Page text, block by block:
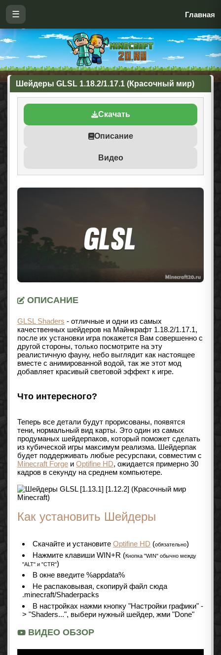
☰ Главная
Шейдеры GLSL 1.18.2/1.17.1 (Красочный мир)
Скачать
Описание
Видео
ОПИСАНИЕ
GLSL Shaders - отличные и одни из самых
качественных шейдеров на Майнкрафт 1.18.2/1.17.1,
после их установки игра покажется Вам совершенно с
другой стороны, только посмотрите на эту
реалистичную фауну, небо выглядит как настоящее
вместе с анимированной водой, так же этот мод
добавляет красивый световой эффект к игре.
Что интересного?
Теперь все детали будут прорисованы, появятся
тени, нормальный вид карты. Это один из самых
продуманых шейдерпаков, который поможет сделать
из кубической игры максимум реализма. Шейдерпак
будет поддерживать любые ресурспаки, совместим с
Minecraft Forge и Optifine HD, ожидается примерно 30
кадров в секунду на среднем компьютере.
Как установить Шейдеры
Скачайте и установите Optifine HD (обязательно)
Нажмите клавиши WIN+R (Кнопка "WIN" обычно между
"ALT" и "CTR")
В окне введите %appdata%
Не распаковывая, скопируй файл сюда
.minecraft/Shaderpacks
В настройках нажми кнопку "Настройки графики" -
> "Shaders...", выбери нужный шейдер, жми "Done"
ВИДЕО ОБЗОР